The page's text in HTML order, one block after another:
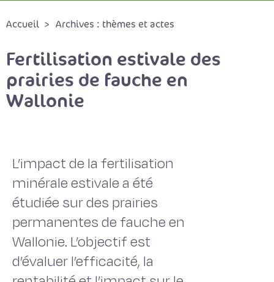
Accueil Archives : thèmes et actes
Fertilisation estivale des
prairies de fauche en
Wallonie
L’impact de la fertilisation
minérale estivale a été
étudiée sur des prairies
permanentes de fauche en
Wallonie. L’objectif est
d’évaluer l’efficacité, la